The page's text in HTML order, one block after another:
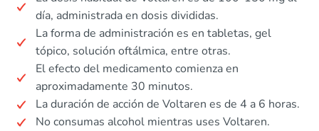
día, administrada en dosis divididas.
La forma de administración es en tabletas, gel
tópico, solución oftálmica, entre otras.
El efecto del medicamento comienza en
aproximadamente 30 minutos.
La duración de acción de Voltaren es de 4 a 6 horas.
No consumas alcohol mientras uses Voltaren.